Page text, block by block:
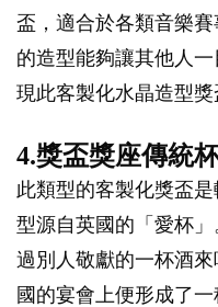
盃，適合於各類音樂
的造型能夠讓其他人
現此客製化水晶造型獎
4.獎盃獎座傳統
此類型的客製化獎盃
型源自英國的「愛杯
過別人敬獻的一杯酒
國的宴會上便形成了